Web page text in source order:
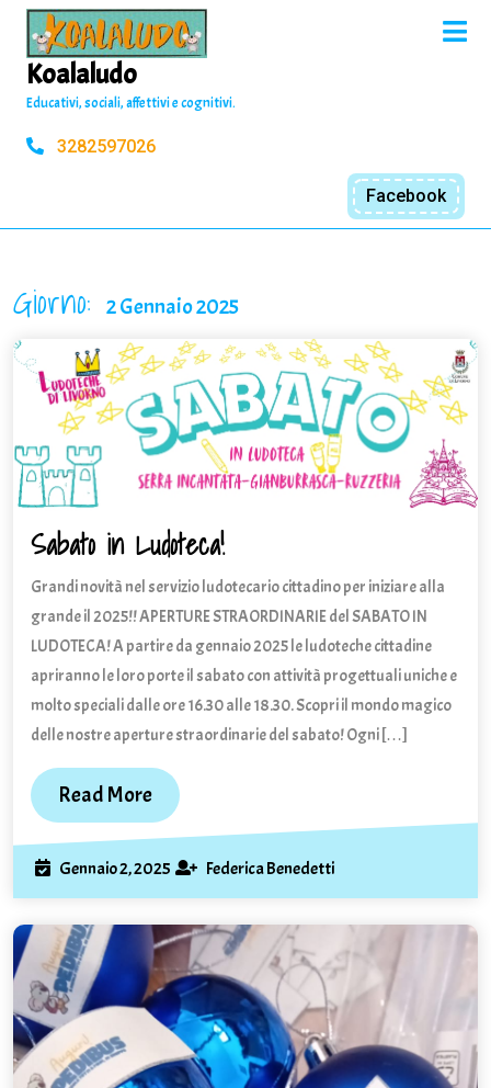
Skip
contentKoalaludo
Educativi, sociali, affettivi e cognitivi.
3282597026
Facebook
Giorno: 2 Gennaio 2025
Sabato in Ludoteca!Sabato
Ludoteca!
Grandi novità nel servizio ludotecario cittadino per iniziare alla
grande il 2025!! APERTURE STRAORDINARIE del SABATO IN
LUDOTECA! A partire da gennaio 2025 le ludoteche cittadine
apriranno le loro porte il sabato con attività progettuali uniche e
molto speciali dalle ore 16.30 alle 18.30. Scopri il mondo magico
delle nostre aperture straordinarie del sabato! Ogni […]
Read MoreRead
More
Gennaio 2, 2025 Gennaio
2,
2025
Federica BenedettiFederica
Benedetti